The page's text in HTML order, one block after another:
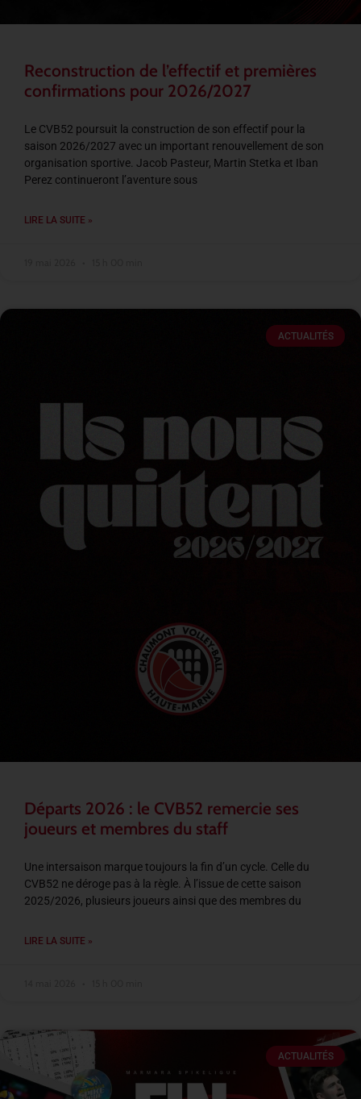
Reconstruction de l’effectif et premières
confirmations pour 2026/2027
Le CVB52 poursuit la construction de son effectif pour la
saison 2026/2027 avec un important renouvellement de son
organisation sportive. Jacob Pasteur, Martin Stetka et Iban
Perez continueront l’aventure sous
LIRE LA SUITE »
ACTUALITÉS
Départs 2026 : le CVB52 remercie ses
joueurs et membres du staff
Une intersaison marque toujours la fin d’un cycle. Celle du
CVB52 ne déroge pas à la règle. À l’issue de cette saison
2025/2026, plusieurs joueurs ainsi que des membres du
LIRE LA SUITE »
ACTUALITÉS